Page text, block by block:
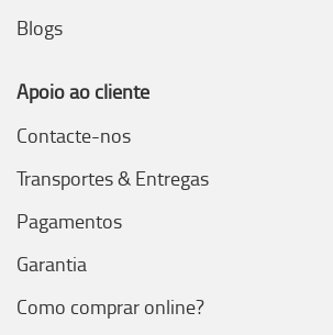
Blogs
Apoio ao cliente
Contacte-nos
Transportes & Entregas
Pagamentos
Garantia
Como comprar online?